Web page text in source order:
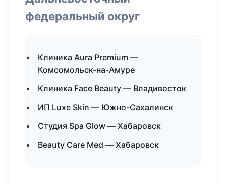
федеральный округ
Клиника Aura Premium —
Комсомольск-на-Амуре
Клиника Face Beauty — Владивосток
ИП Luxe Skin — Южно-Сахалинск
Студия Spa Glow — Хабаровск
Beauty Care Med — Хабаровск